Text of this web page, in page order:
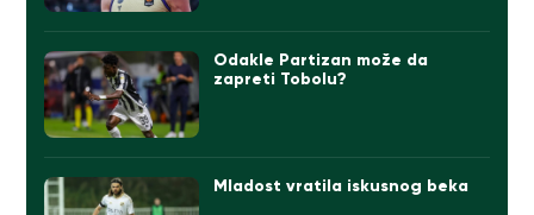
Odakle Partizan može da
zapreti Tobolu?
Mladost vratila iskusnog beka